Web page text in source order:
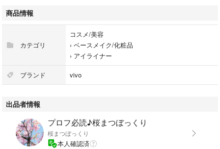
☆ビボ アイフル アイライナー
前髪グルー
前髪用整髪料
商品情報
カテゴリ
コスメ/美容
› ベースメイク/化粧品
› アイライナー
ブランド vivo
出品者情報
プロフ必読♪桜まつぼっくり
桜まつぼっくり
本人確認済